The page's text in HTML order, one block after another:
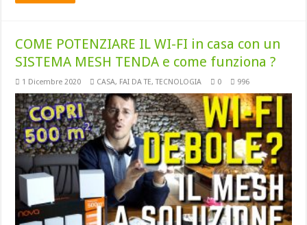
COME POTENZIARE IL WI-FI in casa con un
SISTEMA MESH TENDA e come funziona ?
1 Dicembre 2020 CASA, FAI DA TE,TECNOLOGIA 0 996